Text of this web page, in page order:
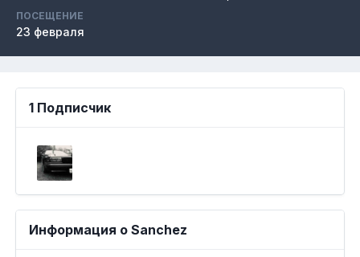
ПОСЕЩЕНИЕ
23 февраля
1 Подписчик
Информация о Sanchez